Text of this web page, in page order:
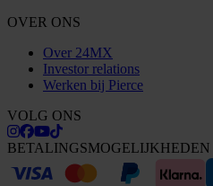
OVER ONS
Over 24MX
Investor relations
Werken bij Pierce
VOLG ONS
BETALINGSMOGELIJKHEDEN